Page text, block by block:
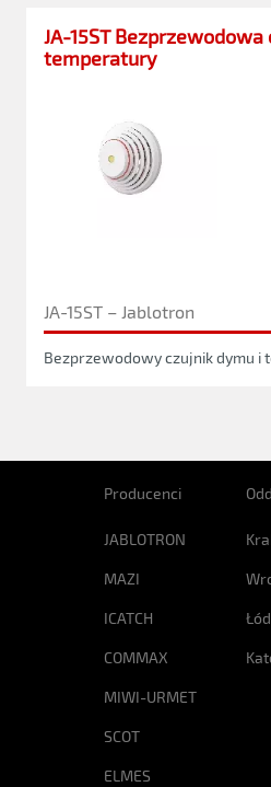
JA-15ST
temperatury
JA-15ST – Jablotron
Bezprzewodowy czujnik dymu i
Producenci
JABLOTRON
MAZI
ICATCH
COMMAX
MIWI-URMET
SCOT
ELMES